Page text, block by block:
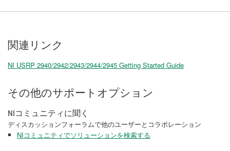
関連リンク
NI USRP 2940/2942/2943/2944/2945 Getting Started Guide
その他のサポートオプション
NIコミュニティに聞く
ディスカッションフォーラムで他のユーザーとコラボレーション
NIコミュニティでソリューションを検索する